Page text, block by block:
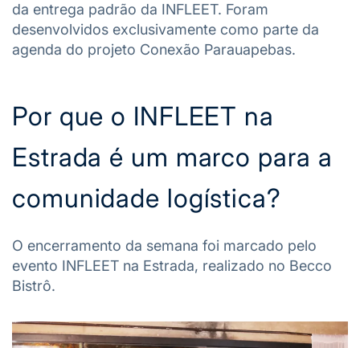
da entrega padrão da INFLEET. Foram
desenvolvidos exclusivamente como parte da
agenda do projeto Conexão Parauapebas.
Por que o INFLEET na
Estrada é um marco para a
comunidade logística?
O encerramento da semana foi marcado pelo
evento INFLEET na Estrada, realizado no Becco
Bistrô.